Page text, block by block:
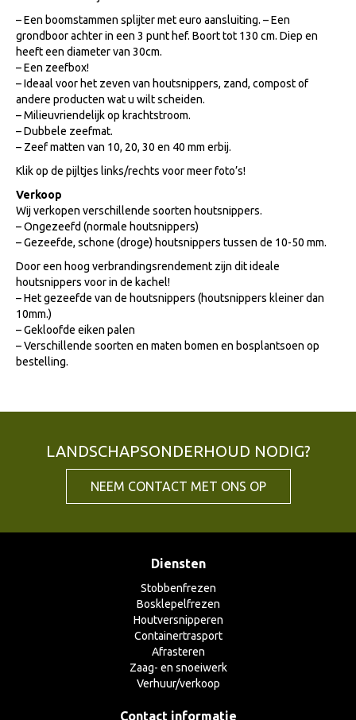
– Een boomstammen splijter met euro aansluiting. – Een
grondboor achter in een 3 punt hef. Boort tot 130 cm. Diep en
heeft een diameter van 30cm.
– Een zeefbox!
– Ideaal voor het zeven van houtsnippers, zand, compost of
andere producten wat u wilt scheiden.
– Milieuvriendelijk op krachtstroom.
– Dubbele zeefmat.
– Zeef matten van 10, 20, 30 en 40 mm erbij.
Klik op de pijltjes links/rechts voor meer foto’s!
Verkoop
Wij verkopen verschillende soorten houtsnippers.
– Ongezeefd (normale houtsnippers)
– Gezeefde, schone (droge) houtsnippers tussen de 10-50 mm.
Door een hoog verbrandingsrendement zijn dit ideale
houtsnippers voor in de kachel!
– Het gezeefde van de houtsnippers (houtsnippers kleiner dan
10mm.)
– Gekloofde eiken palen
– Verschillende soorten en maten bomen en bosplantsoen op
bestelling.
LANDSCHAPSONDERHOUD NODIG?
NEEM CONTACT MET ONS OP
Diensten
Stobbenfrezen
Bosklepelfrezen
Houtversnipperen
Containertrasport
Afrasteren
Zaag- en snoeiwerk
Verhuur/verkoop
Contact informatie